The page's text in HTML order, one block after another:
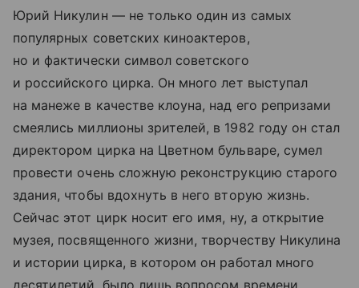
Юрий Никулин — не только один из самых
популярных советских киноактеров,
но и фактически символ советского
и российского цирка. Он много лет выступал
на манеже в качестве клоуна, над его репризами
смеялись миллионы зрителей, в 1982 году он стал
директором цирка на Цветном бульваре, сумел
провести очень сложную реконструкцию старого
здания, чтобы вдохнуть в него вторую жизнь.
Сейчас этот цирк носит его имя, ну, а открытие
музея, посвященного жизни, творчеству Никулина
и истории цирка, в котором он работал много